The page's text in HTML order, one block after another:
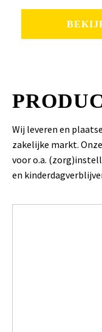
Wij leveren en
zakelijke markt.
voor o.a.
en